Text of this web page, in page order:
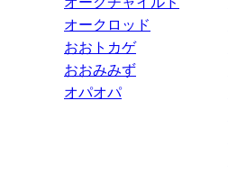
オークロッド
おおトカゲ
おおみみず
オパオパ